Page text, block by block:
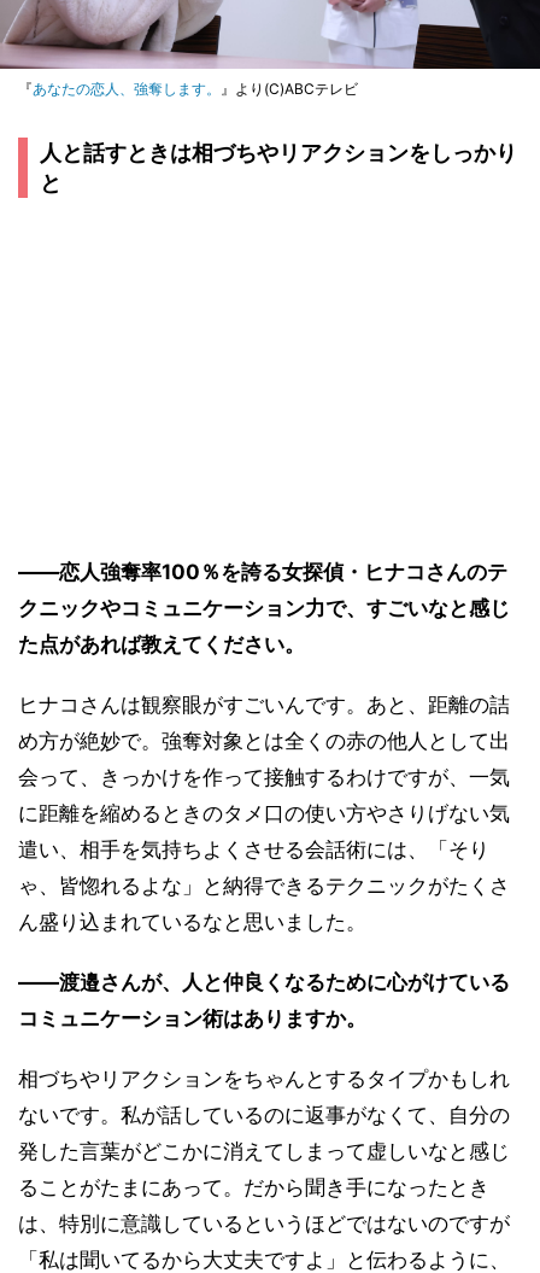
『あなたの恋人、強奪します。 』より(C)ABCテレビ
人と話すときは相づちやリアクションをしっかり
と
――恋人強奪率100％を誇る女探偵・ヒナコさんのテ
クニックやコミュニケーション力で、すごいなと感じ
た点があれば教えてください。
ヒナコさんは観察眼がすごいんです。あと、距離の詰
め方が絶妙で。強奪対象とは全くの赤の他人として出
会って、きっかけを作って接触するわけですが、一気
に距離を縮めるときのタメ口の使い方やさりげない気
遣い、相手を気持ちよくさせる会話術には、「そり
ゃ、皆惚れるよな」と納得できるテクニックがたくさ
ん盛り込まれているなと思いました。
――渡邉さんが、人と仲良くなるために心がけている
コミュニケーション術はありますか。
相づちやリアクションをちゃんとするタイプかもしれ
ないです。私が話しているのに返事がなくて、自分の
発した言葉がどこかに消えてしまって虚しいなと感じ
ることがたまにあって。だから聞き手になったとき
は、特別に意識しているというほどではないのですが
「私は聞いてるから大丈夫ですよ」と伝わるように、